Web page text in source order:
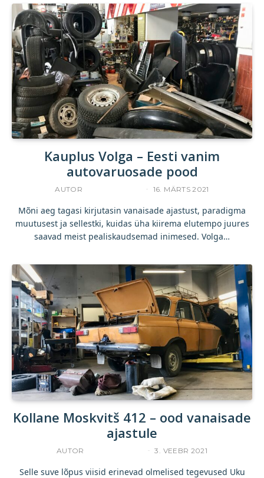
Kauplus Volga – Eesti vanim
autovaruosade pood
AUTOR 16. MÄRTS 2021
Mõni aeg tagasi kirjutasin vanaisade ajastust, paradigma
muutusest ja sellestki, kuidas üha kiirema elutempo juures
saavad meist pealiskaudsemad inimesed. Volga…
Kollane Moskvitš 412 – ood vanaisade
ajastule
AUTOR 3. VEEBR 2021
Selle suve lõpus viisid erinevad olmelised tegevused Uku